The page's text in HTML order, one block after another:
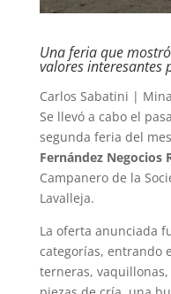
Una feria que
valores interesantes
Carlos Sabatini |
Se llevó a cabo el
segunda feria del
Fernández Negocios
Campanero de la
Lavalleja.
La oferta anunciada
categorías, entrando
terneras,